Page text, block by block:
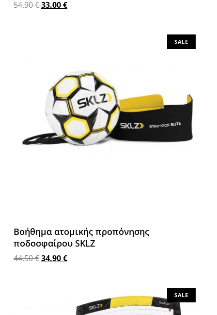
54.90€33.00€
SALE
Βοήθημα ατομικής προπόνησης
ποδοσφαίρου SKLZ
44.50€34.90€
SALE